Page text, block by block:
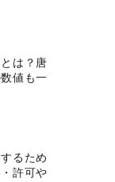
は？唐
値も一
るため
許可や